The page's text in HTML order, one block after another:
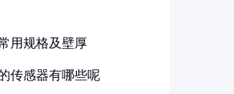
用规格及壁厚
传感器有哪些呢